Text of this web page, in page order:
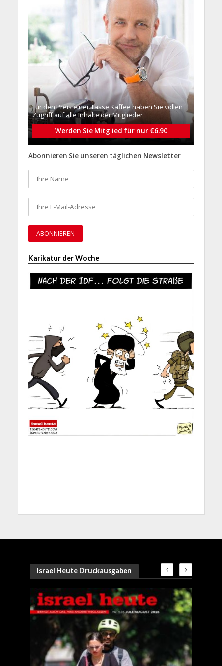
Für den Preis einer Tasse Kaffee haben Sie vollen
Zugriff auf alle Inhalte der Mitglieder
Werden Sie Mitglied für nur €6.90
Abonnieren Sie unseren täglichen Newsletter
Karikatur der Woche
Israel Heute Druckausgaben